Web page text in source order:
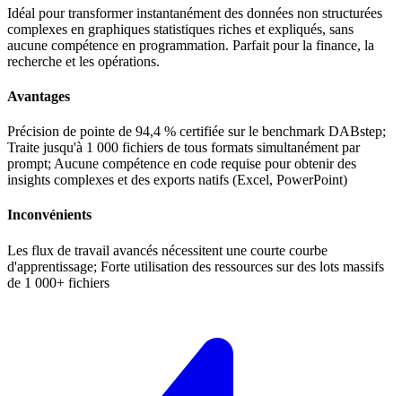
Idéal pour transformer instantanément des données non structurées
complexes en graphiques statistiques riches et expliqués, sans
aucune compétence en programmation. Parfait pour la finance, la
recherche et les opérations.
Avantages
Précision de pointe de 94,4 % certifiée sur le benchmark DABstep;
Traite jusqu'à 1 000 fichiers de tous formats simultanément par
prompt; Aucune compétence en code requise pour obtenir des
insights complexes et des exports natifs (Excel, PowerPoint)
Inconvénients
Les flux de travail avancés nécessitent une courte courbe
d'apprentissage; Forte utilisation des ressources sur des lots massifs
de 1 000+ fichiers